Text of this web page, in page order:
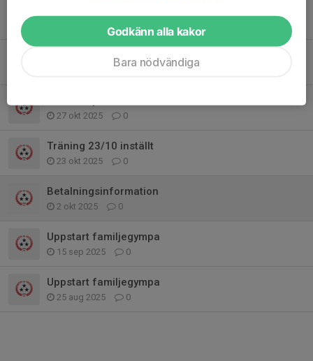
0
27 okt 2025 0
Träning 23/10 inställt
23 okt 2025 0
Betalningsinformation
2 okt 2025 0
Uppstart familjegympa
15 sep 2025 0
Uppstart familjegympa
25 aug 2025 0
Godkänn alla kakor
Bara nödvändiga